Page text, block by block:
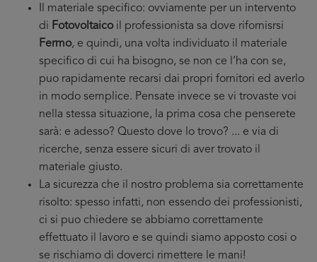
Il materiale specifico: ovviamente per un intervento
di Fotovoltaicoil professionista sa dove rifornisrsi
Fermo, e quindi, una volta individuato il materiale
specifico di cui ha bisogno, se non ce l’ha con se,
puo rapidamente recarsi dai propri fornitori ed averlo
in modo semplice. Pensate invece se vi trovaste voi
nella stessa situazione, la prima cosa che penserete
sarà: e adesso? Questo dove lo trovo? ... e via di
ricerche, senza essere sicuri di aver trovato il
materiale giusto.
La sicurezza che il nostro problema sia correttamente
risolto: spesso infatti, non essendo dei professionisti,
ci si puo chiedere se abbiamo correttamente
effettuato il lavoro e se quindi siamo apposto cosi o
se rischiamo di doverci rimettere le mani!